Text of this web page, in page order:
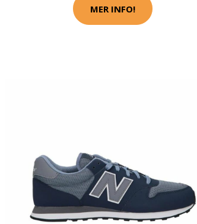
MER INFO!